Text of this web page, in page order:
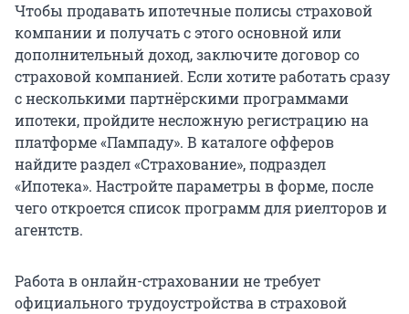
Чтобы продавать ипотечные полисы страховой
компании и получать с этого основной или
дополнительный доход, заключите договор со
страховой компанией. Если хотите работать сразу
с несколькими партнёрскими программами
ипотеки, пройдите несложную регистрацию на
платформе «Пампаду». В каталоге офферов
найдите раздел «Страхование», подраздел
«Ипотека». Настройте параметры в форме, после
чего откроется список программ для риелторов и
агентств.
Работа в онлайн-страховании не требует
официального трудоустройства в страховой